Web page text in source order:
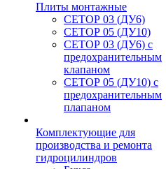
Плиты монтажные
CЕТОР 03 (ДУ6)
CЕТОР 05 (ДУ10)
CЕТОР 03 (ДУ6) с
предохранительным
клапаном
CЕТОР 05 (ДУ10) с
предохранительным
плапаном
Комплектующие для
производства и ремонта
гидроцилиндров